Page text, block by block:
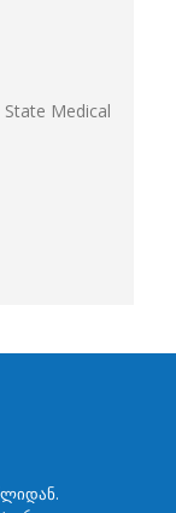
Medical